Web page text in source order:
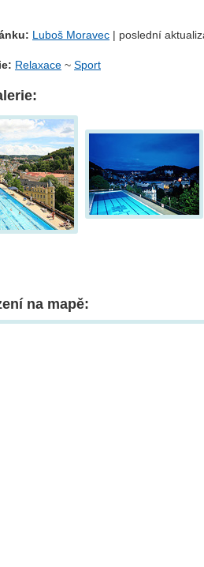
Luboš Moravec | poslední
Relaxace ~ Sport
na mapě: